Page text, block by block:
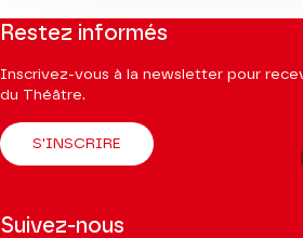
Restez informés
Inscrivez-vous à la newsletter pour
du Théâtre.
S'INSCRIRE
Suivez-nous